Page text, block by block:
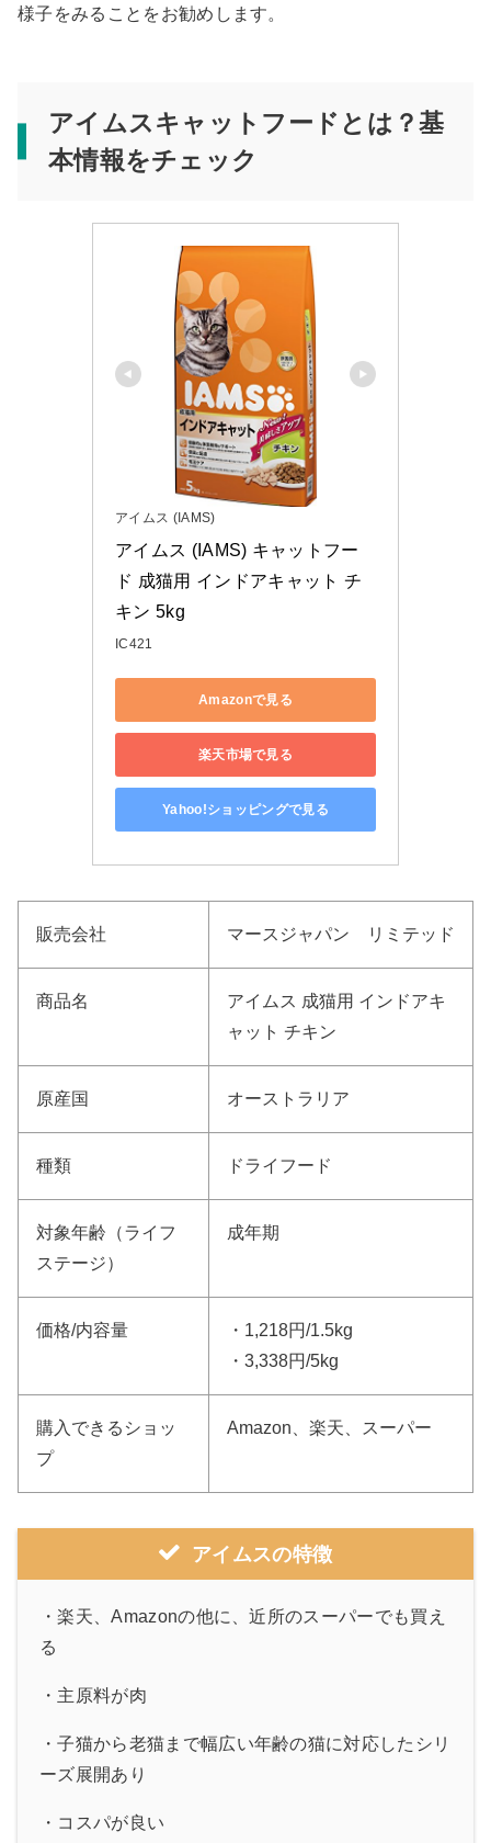
様子をみることをお勧めします。
アイムスキャットフードとは？基
本情報をチェック
アイムス (IAMS)
アイムス (IAMS) キャットフー
ド 成猫用 インドアキャット チ
キン 5kg
IC421
Amazonで見る
楽天市場で見る
Yahoo!ショッピングで見る
販売会社 マースジャパン リミテッド
商品名
アイムス 成猫用 インドアキ
ャット チキン
原産国 オーストラリア
種類 ドライフード
対象年齢（ライフ
ステージ）
成年期
価格/内容量
・1,218円/1.5kg
・3,338円/5kg
購入できるショッ
プ
Amazon、楽天、スーパー
アイムスの特徴
・楽天、Amazonの他に、近所のスーパーでも買え
る
・主原料が肉
・子猫から老猫まで幅広い年齢の猫に対応したシリ
ーズ展開あり
・コスパが良い